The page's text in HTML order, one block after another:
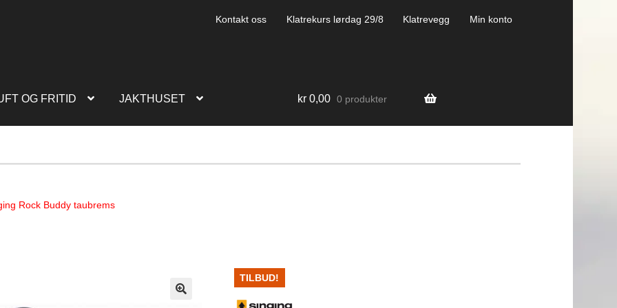
Kontakt oss Klatrekurs lørdag 29/8 Klatrevegg Min konto
OG FRITID JAKTHUSET kr 0,00 0 produkter
Rock Buddy taubrems
TILBUD!